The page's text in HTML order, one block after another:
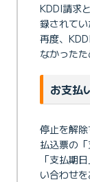
KDDI請求
録されて
再度、
なかった
お支払
停止を解
払込票の
「支払期
い合わせを